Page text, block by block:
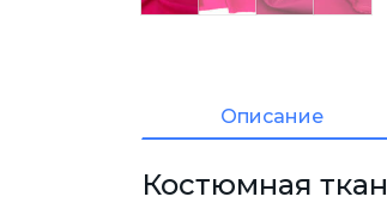
Описание
Костюмная